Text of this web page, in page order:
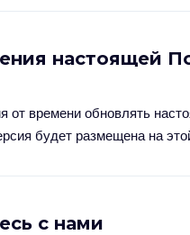
настоящей
времени обновлять
будет размещена на
с нами